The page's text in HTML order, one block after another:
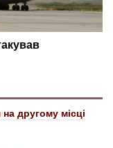
другому місці